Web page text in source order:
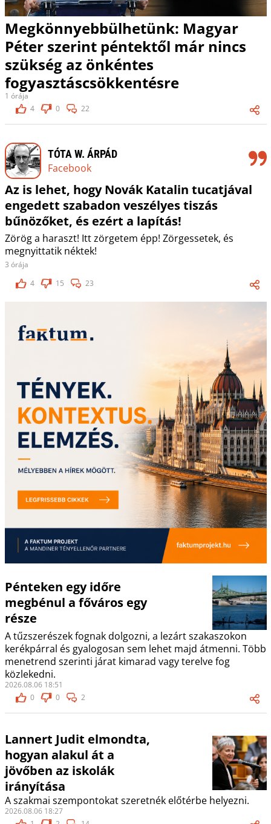
Megkönnyebbülhetünk: Magyar
Péter szerint péntektől már nincs
szükség az önkéntes
fogyasztáscsökkentésre
1 órája
4
0 22
TÓTA W. ÁRPÁD
Facebook
Az is lehet, hogy Novák Katalin tucatjával
engedett szabadon veszélyes tiszás
bűnözőket, és ezért a lapítás!
Zörög a haraszt! Itt zörgetem épp! Zörgessetek, és
megnyittatik néktek!
3 órája
4
15 23
Pénteken egy időre
megbénul a főváros egy
része
A tűzszerészek fognak dolgozni, a lezárt szakaszokon
kerékpárral és gyalogosan sem lehet majd átmenni. Több
menetrend szerinti járat kimarad vagy terelve fog
közlekedni.
2026.08.06 18:51
0
0 2
Lannert Judit elmondta,
hogyan alakul át a
jövőben az iskolák
irányítása
A szakmai szempontokat szeretnék előtérbe helyezni.
2026.08.06 18:27